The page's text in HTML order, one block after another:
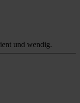
und wendig.